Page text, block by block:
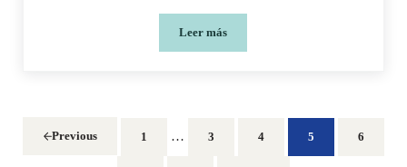
Leer másBalsas salvavidas comerciales vs
Previous Go to page
1 Interim pages omitted
… Go to page
3 Go to page
4 Go to page
5 Go to
6